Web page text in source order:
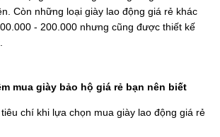
Còn những loại giày lao động giá rẻ khác
- 200.000 nhưng cũng được thiết kế